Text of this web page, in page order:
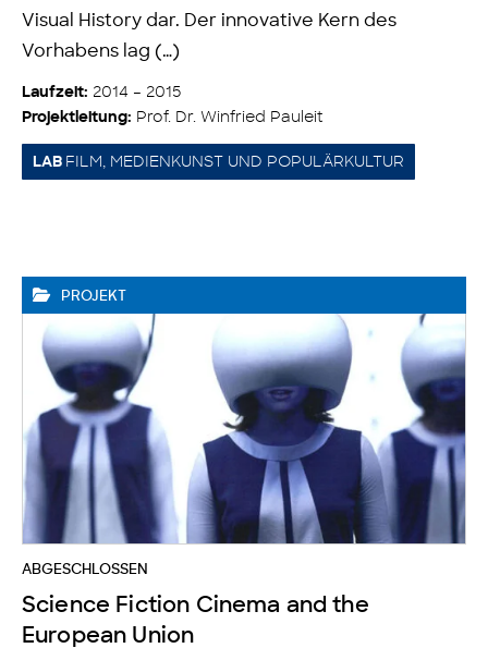
Visual History dar. Der innovative Kern des
Vorhabens lag (…)
Laufzeit: 2014 – 2015
Projektleitung: Prof. Dr. Winfried Pauleit
LAB FILM, MEDIENKUNST UND POPULÄRKULTUR
PROJEKT
ABGESCHLOSSEN
Science Fiction Cinema and the
European Union